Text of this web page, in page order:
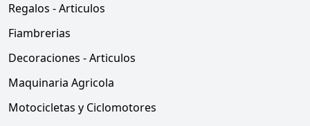
Regalos - Articulos
Fiambrerias
Decoraciones - Articulos
Maquinaria Agricola
Motocicletas y Ciclomotores